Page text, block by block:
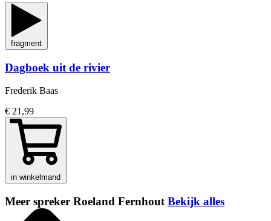
fragment
Dagboek uit de rivier
Frederik Baas
€ 21,99
in winkelmand
Meer spreker Roeland Fernhout Bekijk alles